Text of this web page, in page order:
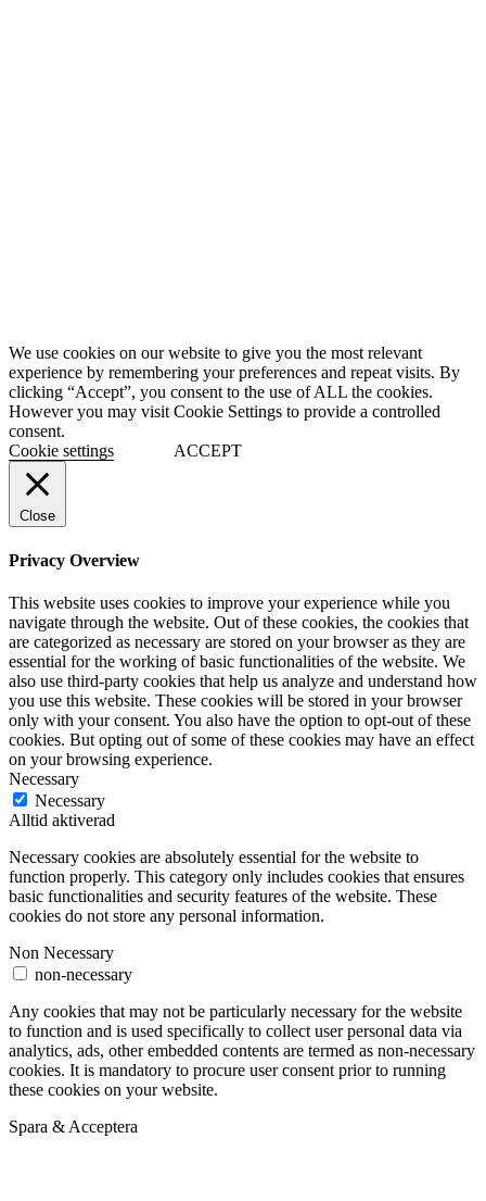
We use cookies on our website to give you the most relevant
experience by remembering your preferences and repeat visits. By
clicking “Accept”, you consent to the use of ALL the cookies.
However you may visit Cookie Settings to provide a controlled
consent.
Cookie settings
ACCEPT
Close
Privacy Overview
This website uses cookies to improve your experience while you
navigate through the website. Out of these cookies, the cookies that
are categorized as necessary are stored on your browser as they are
essential for the working of basic functionalities of the website. We
also use third-party cookies that help us analyze and understand how
you use this website. These cookies will be stored in your browser
only with your consent. You also have the option to opt-out of these
cookies. But opting out of some of these cookies may have an effect
on your browsing experience.
Necessary
Necessary
Alltid aktiverad
Necessary cookies are absolutely essential for the website to
function properly. This category only includes cookies that ensures
basic functionalities and security features of the website. These
cookies do not store any personal information.
Non Necessary
non-necessary
Any cookies that may not be particularly necessary for the website
to function and is used specifically to collect user personal data via
analytics, ads, other embedded contents are termed as non-necessary
cookies. It is mandatory to procure user consent prior to running
these cookies on your website.
Spara & Acceptera